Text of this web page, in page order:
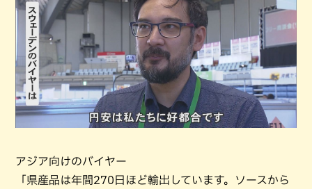
アジア向けのバイヤー
「県産品は年間270日ほど輸出しています。ソースから